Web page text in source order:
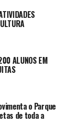
TV para mais
#Esporte
ALUNOS EM
o Parque
de toda a